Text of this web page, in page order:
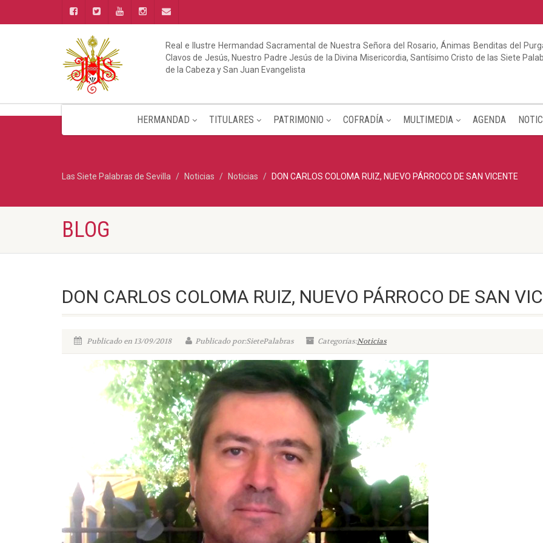
Real e Ilustre Hermandad Sacramental de Nuestra Señora del Rosario, Ánimas Benditas del
Clavos de Jesús, Nuestro Padre Jesús de la Divina Misericordia, Santísimo Cristo de las Siete
de la Cabeza y San Juan Evangelista
HERMANDAD TITULARES PATRIMONIO COFRADÍA MULTIMEDIA AGENDA
Las Siete Palabras de Sevilla Noticias Noticias DON CARLOS COLOMA RUIZ, NUEVO PÁRROCO DE SAN VICENTE
BLOG
DON CARLOS COLOMA RUIZ, NUEVO PÁRROCO DE SAN
Publicado en 13/09/2018 Publicado por:SietePalabras Categorías:Noticias